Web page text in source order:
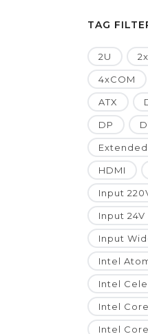
TAG
2U
4xCOM
ATX
DP
HDMI
Input
Input 24V
Input
Intel
Intel
Intel
Intel